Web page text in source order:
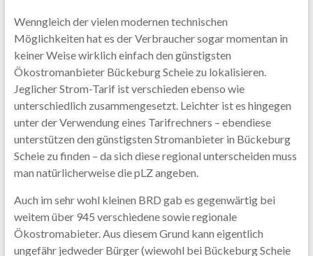
Wenngleich der vielen modernen technischen
Möglichkeiten hat es der Verbraucher sogar momentan in
keiner Weise wirklich einfach den günstigsten
Ökostromanbieter Bückeburg Scheie zu lokalisieren.
Jeglicher Strom-Tarif ist verschieden ebenso wie
unterschiedlich zusammengesetzt. Leichter ist es hingegen
unter der Verwendung eines Tarifrechners – ebendiese
unterstützen den günstigsten Stromanbieter in Bückeburg
Scheie zu finden – da sich diese regional unterscheiden muss
man natürlicherweise die pLZ angeben.
Auch im sehr wohl kleinen BRD gab es gegenwärtig bei
weitem über 945 verschiedene sowie regionale
Ökostromabieter. Aus diesem Grund kann eigentlich
ungefähr jedweder Bürger (wiewohl bei Bückeburg Scheie